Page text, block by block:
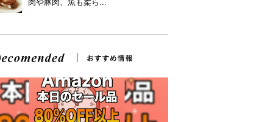
肉や豚肉、魚も柔ら...